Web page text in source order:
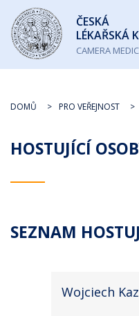
Česká
lékařská
komora
ČESKÁ
LÉKAŘSKÁ
CAMERA
HOSTUJÍCÍ
DOMŮ PRO VEŘEJNOST
SEZNAM
Wojciech